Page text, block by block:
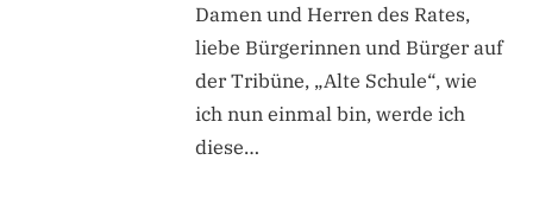
Damen und Herren des Rates,
liebe Bürgerinnen und Bürger auf
der Tribüne, „Alte Schule“, wie
ich nun einmal bin, werde ich
diese…